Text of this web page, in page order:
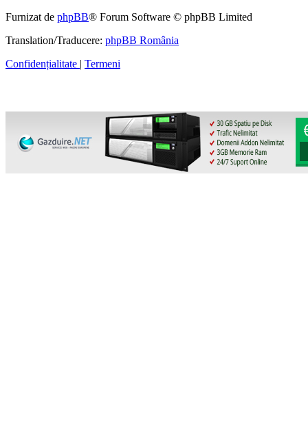
Furnizat de phpBB® Forum Software © phpBB Limited
Translation/Traducere: phpBB România
Confidențialitate | Termeni